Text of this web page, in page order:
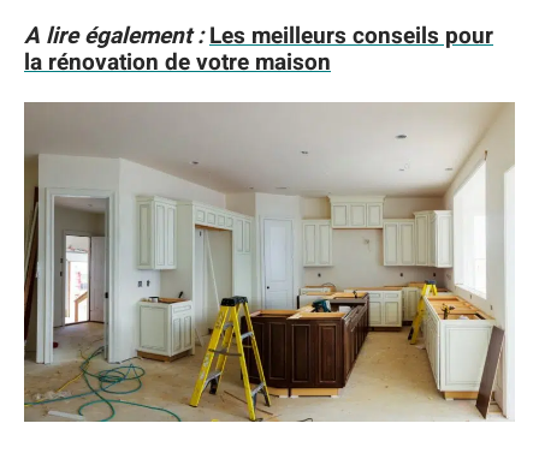
A lire également : Les meilleurs conseils pour
la rénovation de votre maison